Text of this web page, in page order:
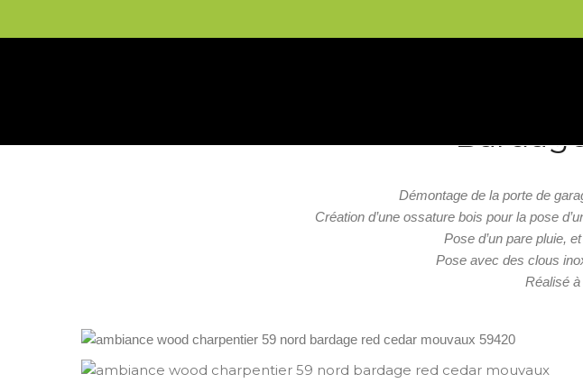
Démontage de la porte de
Création d’une ossature bois pour la pose
Pose d’un pare pluie,
Pose avec des clous
Réalisé